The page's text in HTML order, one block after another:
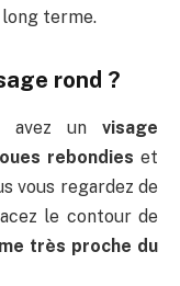
terme.
rond ?
avez un visage
rebondies et
vous regardez de
le contour de
très proche du